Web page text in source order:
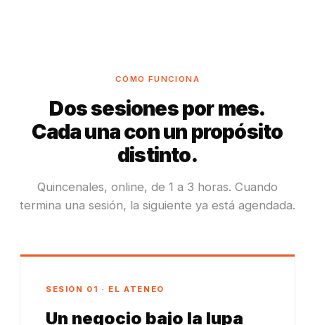
CÓMO FUNCIONA
Dos sesiones por mes.
Cada una con un propósito
distinto.
Quincenales, online, de 1 a 3 horas. Cuando
termina una sesión, la siguiente ya está agendada.
SESIÓN 01 · EL ATENEO
Un negocio bajo la lupa